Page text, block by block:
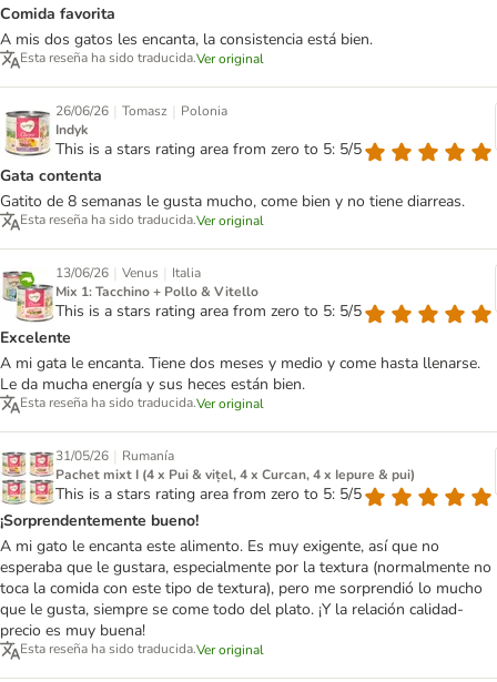
Comida favorita
A mis dos gatos les encanta, la consistencia está bien.
Esta reseña ha sido traducida.Ver original
26/06/26 | Tomasz | Polonia
Indyk
This is a stars rating area from zero to 5: 5/5
Gata contenta
Gatito de 8 semanas le gusta mucho, come bien y no tiene diarreas.
Esta reseña ha sido traducida.Ver original
13/06/26 | Venus | Italia
Mix 1: Tacchino + Pollo & Vitello
This is a stars rating area from zero to 5: 5/5
Excelente
A mi gata le encanta. Tiene dos meses y medio y come hasta llenarse.
Le da mucha energía y sus heces están bien.
Esta reseña ha sido traducida.Ver original
31/05/26 | Rumanía
Pachet mixt I (4 x Pui & vițel, 4 x Curcan, 4 x Iepure & pui)
This is a stars rating area from zero to 5: 5/5
¡Sorprendentemente bueno!
A mi gato le encanta este alimento. Es muy exigente, así que no
esperaba que le gustara, especialmente por la textura (normalmente no
toca la comida con este tipo de textura), pero me sorprendió lo mucho
que le gusta, siempre se come todo del plato. ¡Y la relación calidad-
precio es muy buena!
Esta reseña ha sido traducida.Ver original